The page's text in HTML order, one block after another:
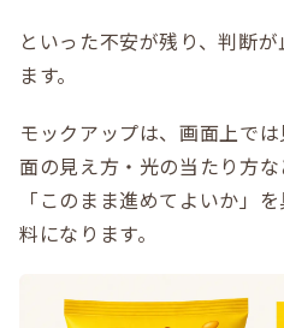
といった不安が残り、判断
ます。
モックアップは、画面上で
面の見え方・光の当たり方な
「このまま進めてよいか」
料になります。